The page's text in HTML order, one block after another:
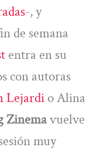
-, y
de semana
entra en su
con autoras
Lejardio Alina
Zinemavuelve
muy